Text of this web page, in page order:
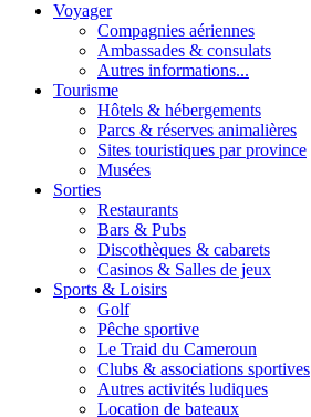
Voyager
Compagnies aériennes
Ambassades & consulats
Autres informations...
Tourisme
Hôtels & hébergements
Parcs & réserves animalières
Sites touristiques par province
Musées
Sorties
Restaurants
Bars & Pubs
Discothèques & cabarets
Casinos & Salles de jeux
Sports & Loisirs
Golf
Pêche sportive
Le Traid du Cameroun
Clubs & associations sportives
Autres activités ludiques
Location de bateaux